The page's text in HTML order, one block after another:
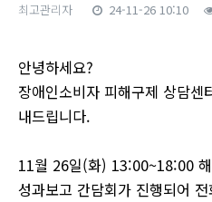
최고관리자 24-11-26 10:10
안녕하세요?
장애인소비자 피해구제 상담
내드립니다.
11월 26일(화) 13:00~18:00
성과보고 간담회가 진행되어